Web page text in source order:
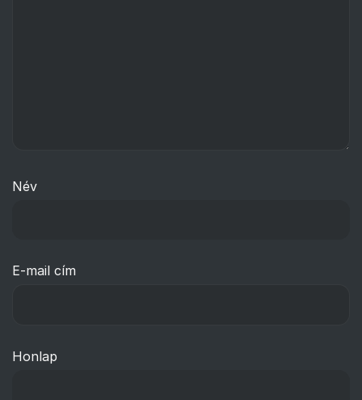
Név
E-mail cím
Honlap